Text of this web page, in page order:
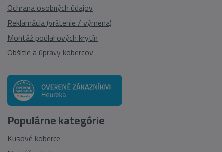
Ochrana osobných údajov
Reklamácia (vrátenie / výmena)
Montáž podlahových krytín
Obšitie a úpravy kobercov
Populárne kategórie
Kusové koberce